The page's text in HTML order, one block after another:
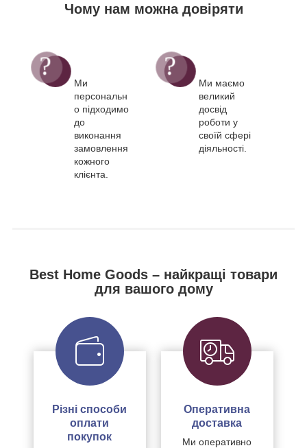
Чому нам можна довіряти
Ми
персональн
о підходимо
до
виконання
замовлення
кожного
клієнта.
Ми маємо
великий
досвід
роботи у
своїй сфері
діяльності.
Best Home Goods – найкращі товари
для вашого дому
Різні способи
оплати
покупок
Оперативна
доставка
Ми оперативно